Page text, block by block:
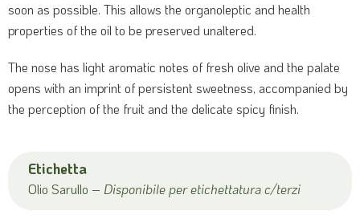
soon as possible. This allows the organoleptic and health
properties of the oil to be preserved unaltered.
The nose has light aromatic notes of fresh olive and the palate
opens with an imprint of persistent sweetness, accompanied by
the perception of the fruit and the delicate spicy finish.
Etichetta
Olio Sarullo – Disponibile per etichettatura c/terzi